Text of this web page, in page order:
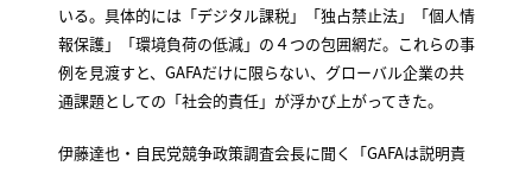
いる。具体的には「デジタル課税」「独占禁止法」「個人情
報保護」「環境負荷の低減」の４つの包囲網だ。これらの事
例を見渡すと、GAFAだけに限らない、グローバル企業の共
通課題としての「社会的責任」が浮かび上がってきた。
伊藤達也・自民党競争政策調査会長に聞く「GAFAは説明責